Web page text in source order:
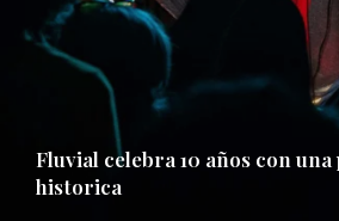
Fluvial celebra 10 años con
historica